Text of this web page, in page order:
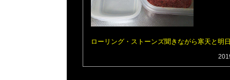
ローリング・ストーンズ聞きながら寒天と明